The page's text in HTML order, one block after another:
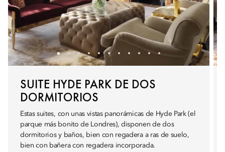
SUITE HYDE PARK DE DOS
DORMITORIOS
Estas suites, con unas vistas panorámicas de Hyde Park (el
parque más bonito de Londres), disponen de dos
dormitorios y baños, bien con regadera a ras de suelo,
bien con bañera con regadera incorporada.